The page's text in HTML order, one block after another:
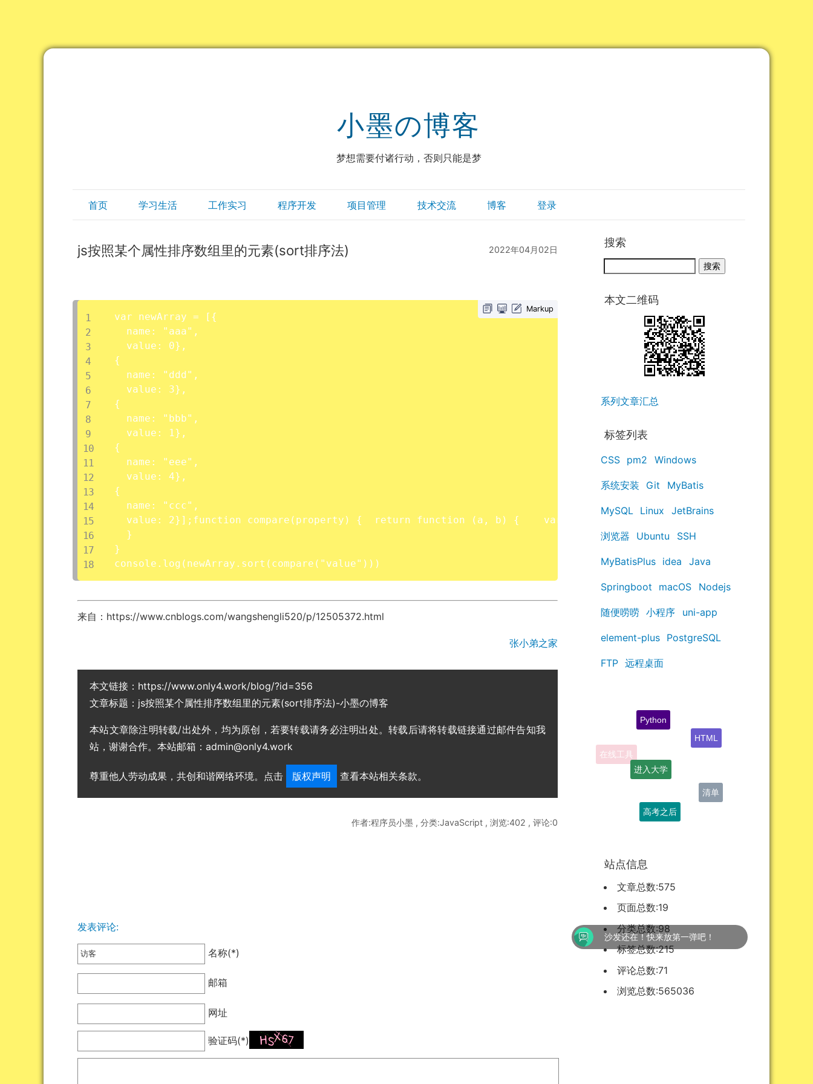
小墨の博客
梦想需要付诸行动，否则只能是梦
首页 学习生活 工作实习 程序开发 项目管理 技术交流 博客 登录
2022年04月02日
js按照某个属性排序数组里的元素(sort排序法)
Markup
var newArray = [{
  name: "aaa",
  value: 0},
{
  name: "ddd",
  value: 3},
{
  name: "bbb",
  value: 1},
{
  name: "eee",
  value: 4},
{
  name: "ccc",
value: 2}];function compare(property) {  return function (a, b) {    var value1 = a[property];    var value2 =
  }
}
console.log(newArray.sort(compare("value")))
来自：https://www.cnblogs.com/wangshengli520/p/12505372.html
张小弟之家
本文链接： https://www.only4.work/blog/?id=356
文章标题： js按照某个属性排序数组里的元素(sort排序法)-小墨の博客
本站文章除注明转载/出处外，均为原创，若要转载请务必注明出处。转载后请将转载链接通过邮件告知我
站，谢谢合作。本站邮箱：admin@only4.work
尊重他人劳动成果，共创和谐网络环境。点击 版权声明 查看本站相关条款。
作者:程序员小墨 , 分类:JavaScript , 浏览:402 , 评论:0
发表评论:
名称(*)
邮箱
网址
验证码(*)
搜索
本文二维码
系列文章汇总
标签列表
CSS pm2 Windows
系统安装 Git MyBatis
MySQL Linux JetBrains
浏览器 Ubuntu SSH
MyBatisPlus idea Java
Springboot macOS Nodejs
随便唠唠 小程序 uni-app
element-plus PostgreSQL
FTP 远程桌面
在线工具
HTML
清单
高考之后
站点信息
文章总数:575
页面总数:19
分类总数:98
标签总数:215
评论总数:71
浏览总数:565036
沙发还在！快来放第一弹吧！